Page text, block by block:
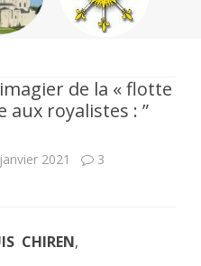
de la « flotte
aux royalistes : ”
2021
3
CHIREN,